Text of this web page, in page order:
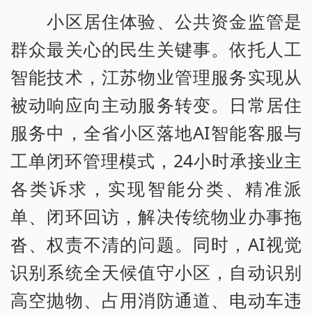
小区居住体验、公共资金监管是
群众最关心的民生关键事。依托人工
智能技术，江苏物业管理服务实现从
被动响应向主动服务转变。日常居住
服务中，全省小区落地AI智能客服与
工单闭环管理模式，24小时承接业主
各类诉求，实现智能分类、精准派
单、闭环回访，解决传统物业办事拖
沓、权责不清的问题。同时，AI视觉
识别系统全天候值守小区，自动识别
高空抛物、占用消防通道、电动车违